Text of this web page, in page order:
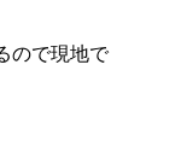
ので現地で